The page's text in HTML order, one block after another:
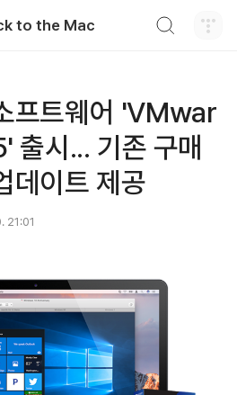
to the Mac
프트웨어 'VMwar
시... 기존 구매
데이트 제공
21:01